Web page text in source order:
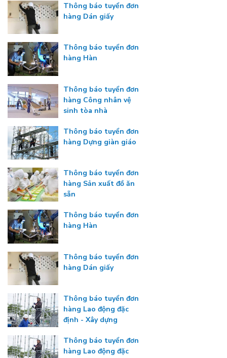
Thông báo tuyển đơn
hàng Dán giấy
Thông báo tuyển đơn
hàng Hàn
Thông báo tuyển đơn
hàng Công nhân vệ
sinh tòa nhà
Thông báo tuyển đơn
hàng Dựng giàn giáo
Thông báo tuyển đơn
hàng Sản xuất đồ ăn
sẵn
Thông báo tuyển đơn
hàng Hàn
Thông báo tuyển đơn
hàng Dán giấy
Thông báo tuyển đơn
hàng Lao động đặc
định - Xây dựng
Thông báo tuyển đơn
hàng Lao động đặc